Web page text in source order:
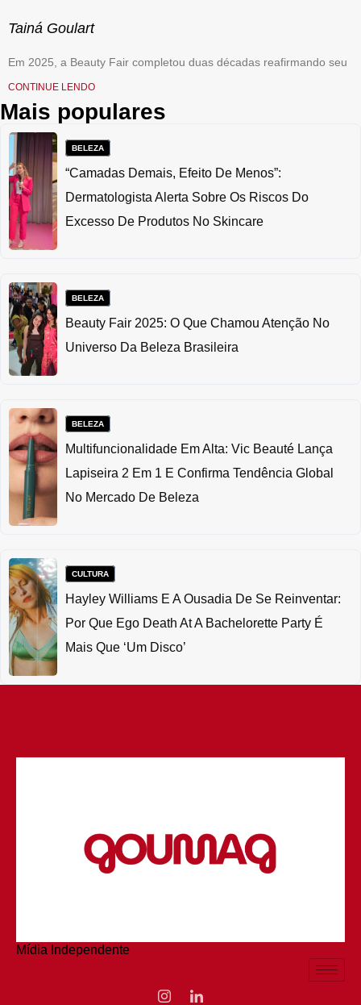
Tainá Goulart
Em 2025, a Beauty Fair completou duas décadas reafirmando seu
CONTINUE LENDO
Mais populares
BELEZA
“Camadas Demais, Efeito De Menos”:
Dermatologista Alerta Sobre Os Riscos Do
Excesso De Produtos No Skincare
BELEZA
Beauty Fair 2025: O Que Chamou Atenção No
Universo Da Beleza Brasileira
BELEZA
Multifuncionalidade Em Alta: Vic Beauté Lança
Lapiseira 2 Em 1 E Confirma Tendência Global
No Mercado De Beleza
CULTURA
Hayley Williams E A Ousadia De Se Reinventar:
Por Que Ego Death At A Bachelorette Party É
Mais Que ‘um Disco’
Mídia Independente